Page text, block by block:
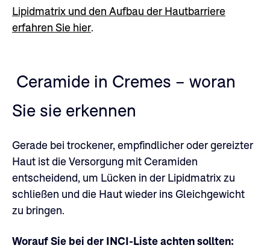
Lipidmatrix und den Aufbau der Hautbarriere
erfahren Sie hier.
Ceramide in Cremes – woran
Sie sie erkennen
Gerade bei trockener, empfindlicher oder gereizter
Haut ist die Versorgung mit Ceramiden
entscheidend, um Lücken in der Lipidmatrix zu
schließen und die Haut wieder ins Gleichgewicht
zu bringen.
Worauf Sie bei der INCI-Liste achten sollten: